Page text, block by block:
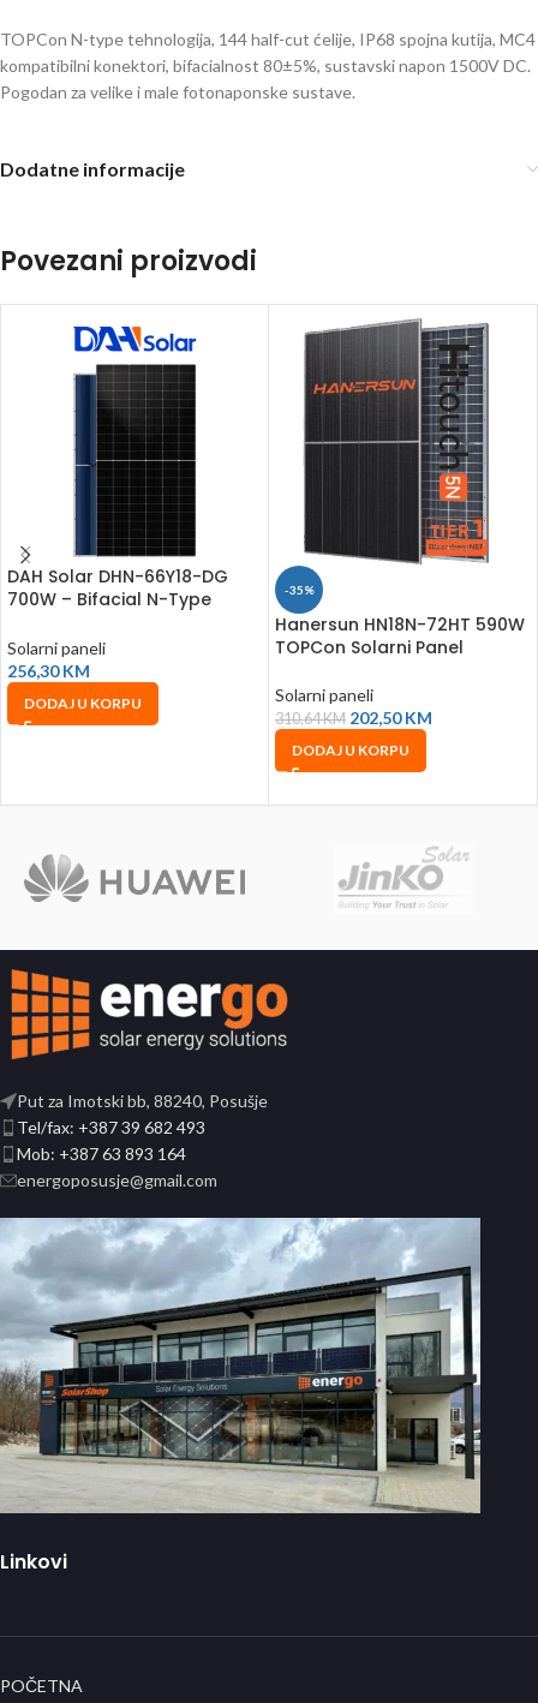
TOPCon N-type tehnologija, 144 half-cut ćelije, IP68 spojna kutija, MC4
kompatibilni konektori, bifacialnost 80±5%, sustavski napon 1500V DC.
Pogodan za velike i male fotonaponske sustave.
Dodatne informacije
Povezani proizvodi
DAH Solar DHN-66Y18-DG
700W – Bifacial N-Type
Solarni paneli
256,30KM
DODAJ U KORPU
-35%
Hanersun HN18N-72HT 590W
TOPCon Solarni Panel
Solarni paneli
310,64KM 202,50KM
DODAJ U KORPU
Put za Imotski bb, 88240, Posušje
Tel/fax: +387 39 682 493
Mob: +387 63 893 164
energoposusje@gmail.com
Linkovi
POČETNA